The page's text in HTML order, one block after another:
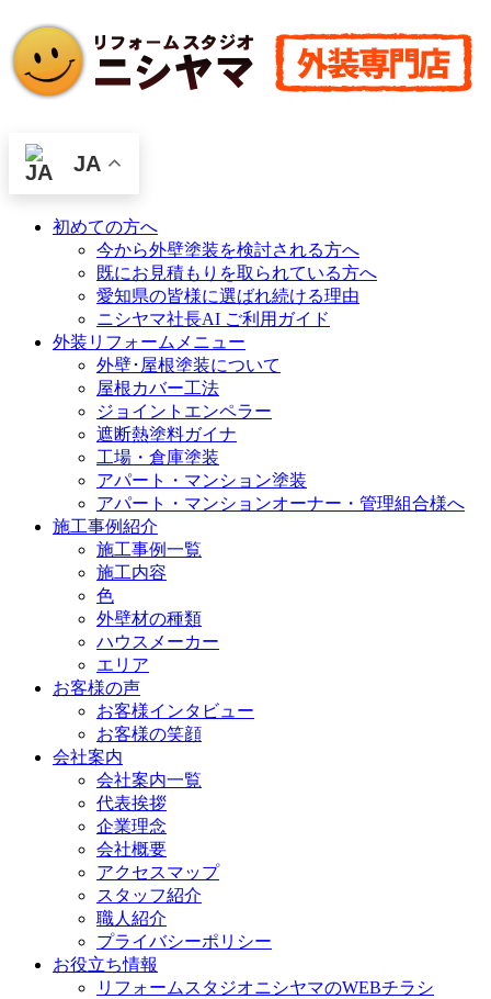
JA
初めての方へ
今から外壁塗装を検討される方へ
既にお見積もりを取られている方へ
愛知県の皆様に選ばれ続ける理由
ニシヤマ社長AI ご利用ガイド
外装リフォームメニュー
外壁･屋根塗装について
屋根カバー工法
ジョイントエンペラー
遮断熱塗料ガイナ
工場・倉庫塗装
アパート・マンション塗装
アパート・マンションオーナー・管理組合様へ
施工事例紹介
施工事例一覧
施工内容
色
外壁材の種類
ハウスメーカー
エリア
お客様の声
お客様インタビュー
お客様の笑顔
会社案内
会社案内一覧
代表挨拶
企業理念
会社概要
アクセスマップ
スタッフ紹介
職人紹介
プライバシーポリシー
お役立ち情報
リフォームスタジオニシヤマのWEBチラシ